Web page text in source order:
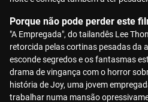
Porque não pode perder este
"A Empregada", do tailandês Lee
retorcida pelas cortinas pesadas da
esconde segredos e os fantasmas
drama de vingança com o horror
história de Joy, uma jovem
trabalhar numa mansão